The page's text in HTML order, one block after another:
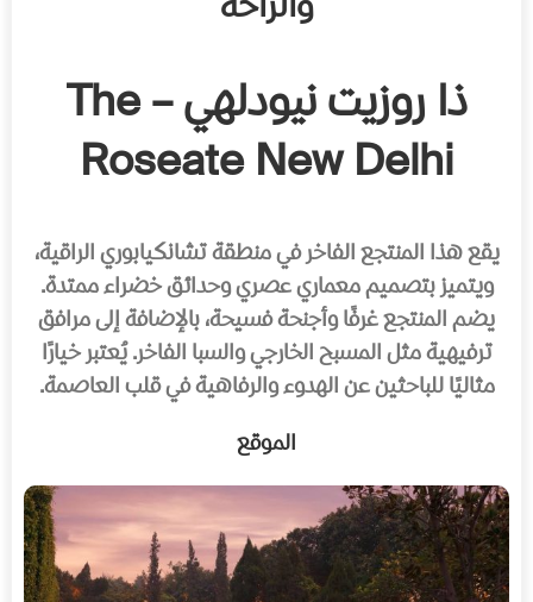
ذا روزيت نيودلهي – The
Roseate New Delhi
يقع هذا المنتجع الفاخر في منطقة تشانكيابوري الراقية،
ويتميز بتصميم معماري عصري وحدائق خضراء ممتدة.
يضم المنتجع غرفًا وأجنحة فسيحة، بالإضافة إلى مرافق
ترفيهية مثل المسبح الخارجي والسبا الفاخر. يُعتبر خيارًا
مثاليًا للباحثين عن الهدوء والرفاهية في قلب العاصمة.
الموقع